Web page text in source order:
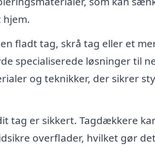
fladt tag, skrå tag eller et
specialiserede løsninger til
og teknikker, der sikrer
tag er sikkert. Tagdækkere
overflader, hvilket gør